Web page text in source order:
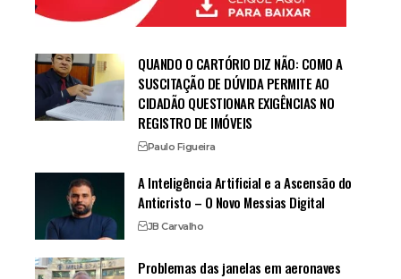
QUANDO O CARTÓRIO DIZ NÃO: COMO A
SUSCITAÇÃO DE DÚVIDA PERMITE AO
CIDADÃO QUESTIONAR EXIGÊNCIAS NO
REGISTRO DE IMÓVEIS
Paulo Figueira
A Inteligência Artificial e a Ascensão do
Anticristo – O Novo Messias Digital
JB Carvalho
Problemas das janelas em aeronaves